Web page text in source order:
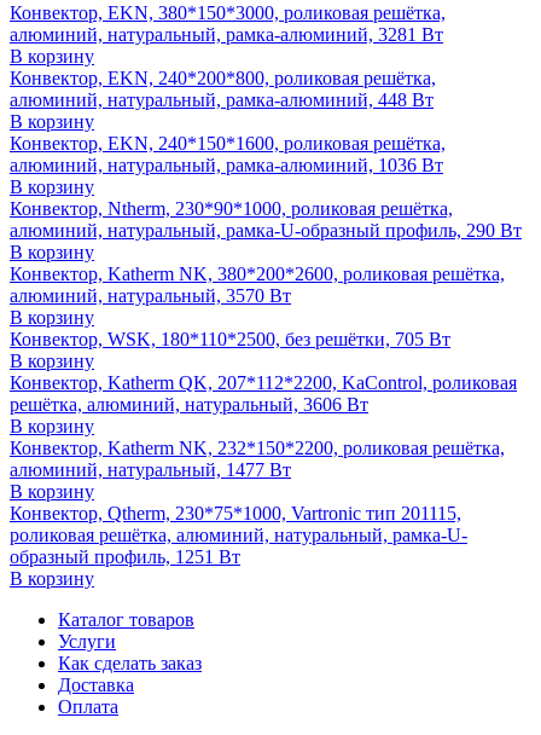
Конвектор, EKN, 380*150*3000, роликовая решётка,
алюминий, натуральный, рамка-алюминий, 3281 Вт
В корзину
Конвектор, EKN, 240*200*800, роликовая решётка,
алюминий, натуральный, рамка-алюминий, 448 Вт
В корзину
Конвектор, EKN, 240*150*1600, роликовая решётка,
алюминий, натуральный, рамка-алюминий, 1036 Вт
В корзину
Конвектор, Ntherm, 230*90*1000, роликовая решётка,
алюминий, натуральный, рамка-U-образный профиль, 290 Вт
В корзину
Конвектор, Katherm NK, 380*200*2600, роликовая решётка,
алюминий, натуральный, 3570 Вт
В корзину
Конвектор, WSK, 180*110*2500, без решётки, 705 Вт
В корзину
Конвектор, Katherm QK, 207*112*2200, KaControl, роликовая
решётка, алюминий, натуральный, 3606 Вт
В корзину
Конвектор, Katherm NK, 232*150*2200, роликовая решётка,
алюминий, натуральный, 1477 Вт
В корзину
Конвектор, Qtherm, 230*75*1000, Vartronic тип 201115,
роликовая решётка, алюминий, натуральный, рамка-U-
образный профиль, 1251 Вт
В корзину
Каталог товаров
Услуги
Как сделать заказ
Доставка
Оплата